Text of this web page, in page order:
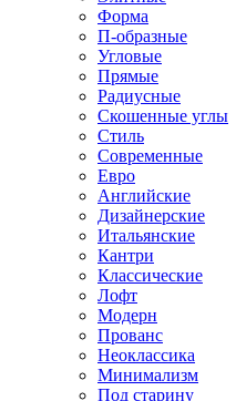
Форма
П-образные
Угловые
Прямые
Радиусные
Скошенные углы
Стиль
Современные
Евро
Английские
Дизайнерские
Итальянские
Кантри
Классические
Лофт
Модерн
Прованс
Неоклассика
Минимализм
Под старину